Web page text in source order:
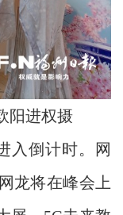
阳进权摄
倒计时。网
龙将在峰会上